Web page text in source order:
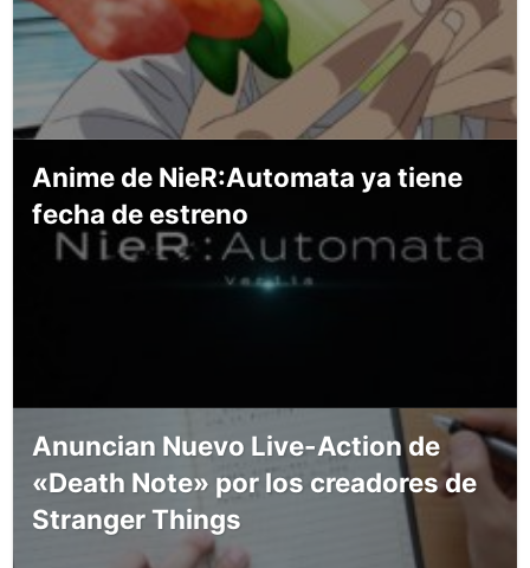
Anime de NieR:Automata ya tiene
fecha de estreno
Anuncian Nuevo Live-Action de
«Death Note» por los creadores de
Stranger Things